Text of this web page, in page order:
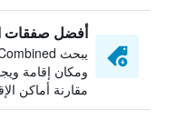
أفضل صفقات
ومكان إقامة
مقارنة أماكن